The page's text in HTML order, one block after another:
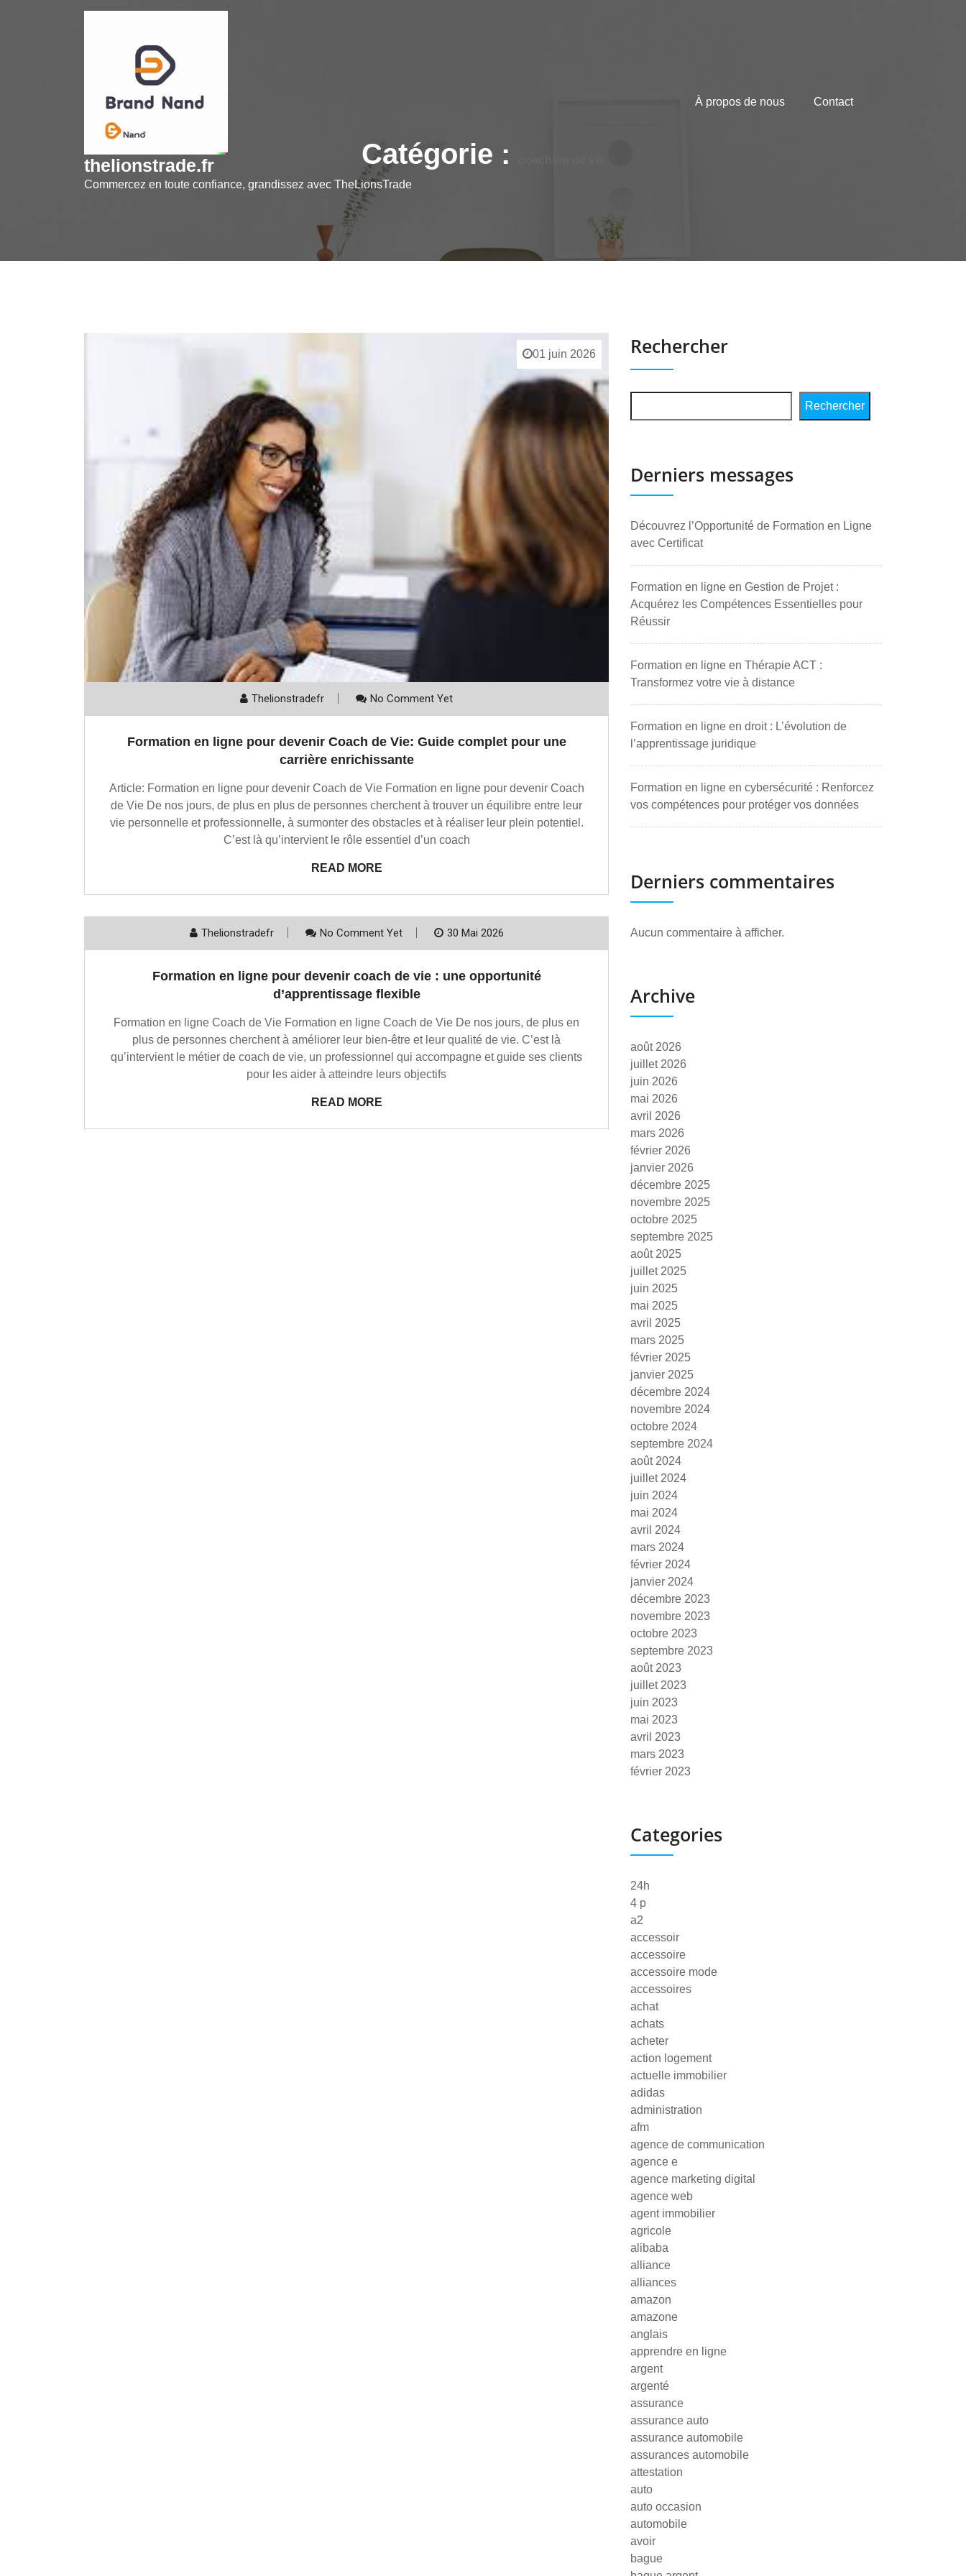
thelionstrade.fr
Commercez en toute confiance, grandissez avec TheLionsTrade
À propos de nous Contact
Catégorie :
01 juin 2026
Thelionstradefr No Comment Yet
Formation en ligne pour devenir Coach de Vie: Guide complet pour une
carrière enrichissante
Article: Formation en ligne pour devenir Coach de Vie Formation en ligne pour devenir Coach
de Vie De nos jours, de plus en plus de personnes cherchent à trouver un équilibre entre leur
vie personnelle et professionnelle, à surmonter des obstacles et à réaliser leur plein potentiel.
C’est là qu’intervient le rôle essentiel d’un coach
READ MORE
Thelionstradefr No Comment Yet 30 Mai 2026
Formation en ligne pour devenir coach de vie : une opportunité
d’apprentissage flexible
Formation en ligne Coach de Vie Formation en ligne Coach de Vie De nos jours, de plus en
plus de personnes cherchent à améliorer leur bien-être et leur qualité de vie. C’est là
qu’intervient le métier de coach de vie, un professionnel qui accompagne et guide ses clients
pour les aider à atteindre leurs objectifs
READ MORE
Rechercher
Rechercher
Derniers messages
Découvrez l’Opportunité de Formation en Ligne
avec Certificat
Formation en ligne en Gestion de Projet :
Acquérez les Compétences Essentielles pour
Réussir
Formation en ligne en Thérapie ACT :
Transformez votre vie à distance
Formation en ligne en droit : L’évolution de
l’apprentissage juridique
Formation en ligne en cybersécurité : Renforcez
vos compétences pour protéger vos données
Derniers commentaires
Aucun commentaire à afficher.
Archive
août 2026
juillet 2026
juin 2026
mai 2026
avril 2026
mars 2026
février 2026
janvier 2026
décembre 2025
novembre 2025
octobre 2025
septembre 2025
août 2025
juillet 2025
juin 2025
mai 2025
avril 2025
mars 2025
février 2025
janvier 2025
décembre 2024
novembre 2024
octobre 2024
septembre 2024
août 2024
juillet 2024
juin 2024
mai 2024
avril 2024
mars 2024
février 2024
janvier 2024
décembre 2023
novembre 2023
octobre 2023
septembre 2023
août 2023
juillet 2023
juin 2023
mai 2023
avril 2023
mars 2023
février 2023
Categories
24h
4 p
a2
accessoir
accessoire
accessoire mode
accessoires
achat
achats
acheter
action logement
actuelle immobilier
adidas
administration
afm
agence de communication
agence e
agence marketing digital
agence web
agent immobilier
agricole
alibaba
alliance
alliances
amazon
amazone
anglais
apprendre en ligne
argent
argenté
assurance
assurance auto
assurance automobile
assurances automobile
attestation
auto
auto occasion
automobile
avoir
bague